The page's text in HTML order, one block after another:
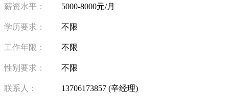
薪资水平： 5000-8000元/月
学历要求： 不限
工作年限： 不限
性别要求： 不限
联系人： 13706173857 (辛经理)